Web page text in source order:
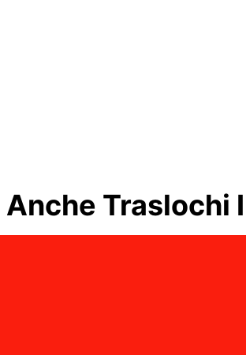
Traslochi